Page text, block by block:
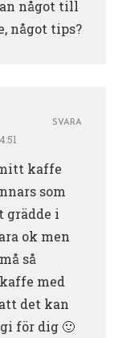
något till
något tips?
kaffe
som
grädde i
ok men
så
med
det kan
för dig 🙂
SVARA